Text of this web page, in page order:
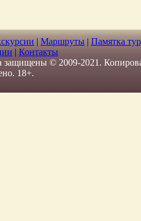
| Маршруты | Памятка
| Контакты
защищены © 2009-2021.
18+.